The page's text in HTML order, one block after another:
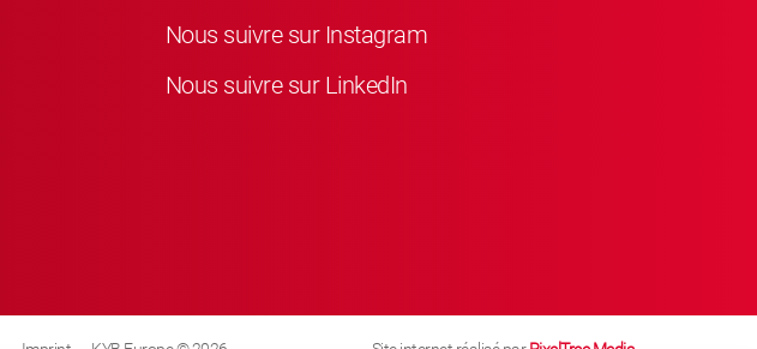
Nous suivre sur Instagram
Nous suivre sur LinkedIn